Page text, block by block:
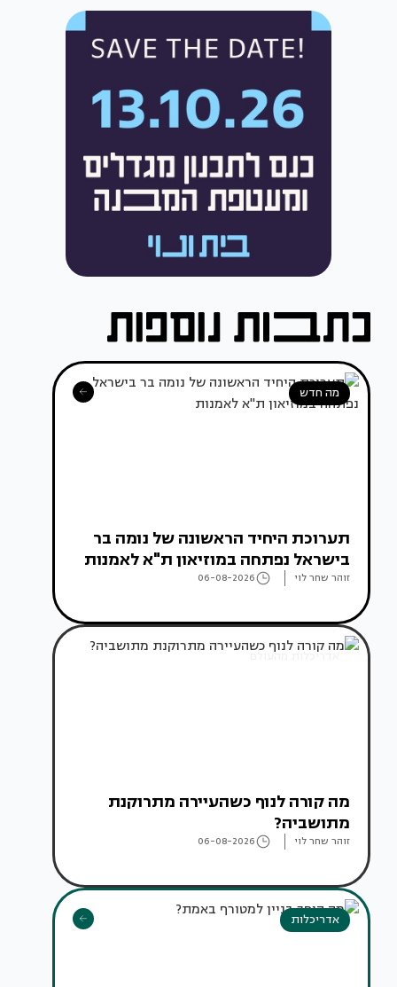
מה חדש
תערוכת היחיד הראשונה של נומה בר
בישראל נפתחה במוזיאון ת"א לאמנות
זוהר שחר לוי 06-08-2026
אדריכלות מהעולם
מה קורה לנוף כשהעיירה מתרוקנת
מתושביה?
זוהר שחר לוי 06-08-2026
אדריכלות